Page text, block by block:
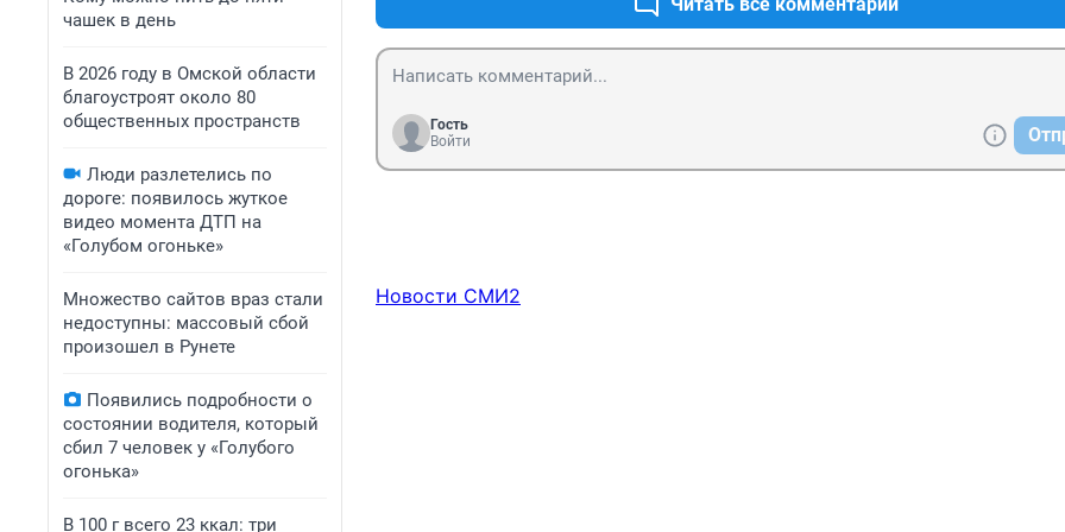
чашек в день
В 2026 году в Омской области
благоустроят около 80
общественных пространств
Люди разлетелись по
дороге: появилось жуткое
видео момента ДТП на
«Голубом огоньке»
Множество сайтов враз стали
недоступны: массовый сбой
произошел в Рунете
Появились подробности о
состоянии водителя, который
сбил 7 человек у «Голубого
огонька»
В 100 г всего 23 ккал: три
Гость
Войти
Новости СМИ2